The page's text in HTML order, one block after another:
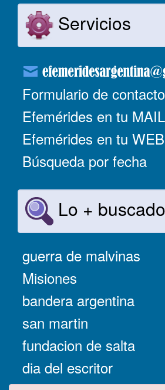
Servicios
Formulario de contacto
Efemérides en tu MAIL
Efemérides en tu WEB
Búsqueda por fecha
Lo + buscado
guerra de malvinas
Misiones
bandera argentina
san martin
fundacion de salta
dia del escritor